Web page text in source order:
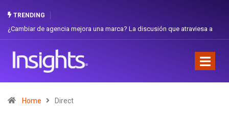
TRENDING
de agencia mejora una marca? La discusión que atraviesa a
Home Direct